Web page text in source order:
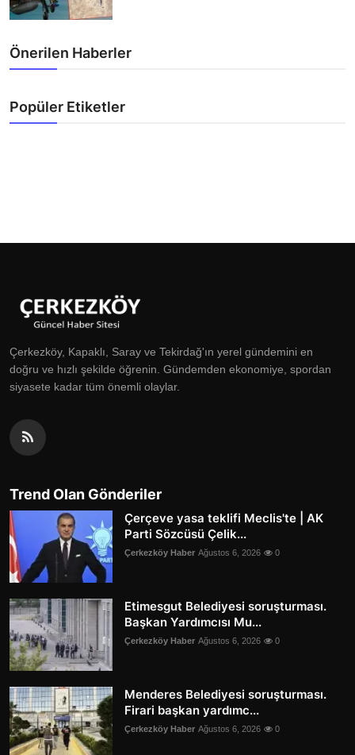
Önerilen Haberler
Popüler Etiketler
Çerkezköy, Kapaklı, Saray ve Tekirdağ'ın yerel gündemini en
doğru ve hızlı şekilde öğrenin. Gündemden ekonomiye, spordan
siyasete kadar tüm önemli olaylar.
Trend Olan Gönderiler
Çerçeve yasa teklifi Meclis'te | AK
Parti Sözcüsü Çelik...
Çerkezköy Haber Ağustos 6, 2026 0
Etimesgut Belediyesi soruşturması.
Başkan Yardımcısı Mu...
Çerkezköy Haber Ağustos 6, 2026 0
Menderes Belediyesi soruşturması.
Firari başkan yardımc...
Çerkezköy Haber Ağustos 6, 2026 0